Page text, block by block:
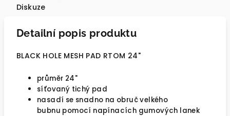
Diskuze
Detailní popis produktu
BLACK HOLE MESH PAD RTOM 24"
průměr 24"
síťovaný tichý pad
nasadí se snadno na obruč velkého
bubnu pomocí napínacích gumových lanek